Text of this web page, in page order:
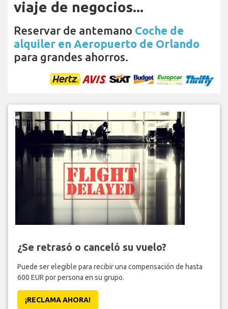
viaje de negocios...
Reservar de antemano Coche de
alquiler en Aeropuerto de Orlando
para grandes ahorros.
¿Se retrasó o canceló su vuelo?
Puede ser elegible para recibir una compensación de hasta
600 EUR por persona en su grupo.
¡RECLAMA AHORA!